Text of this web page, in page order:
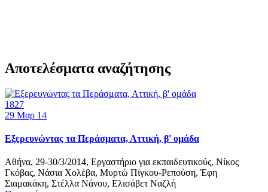
Αποτελέσματα αναζήτησης
1827
29 Μαρ 14
Εξερευνώντας τα Περάσματα, Αττική, β' ομάδα
Αθήνα, 29-30/3/2014, Εργαστήριο για εκπαιδευτικούς, Νίκος
Γκόβας, Νάσια Χολέβα, Μυρτώ Πίγκου-Ρεπούση, Έφη
Σιαμακάκη, Στέλλα Νάνου, Ελισάβετ Ναζλή